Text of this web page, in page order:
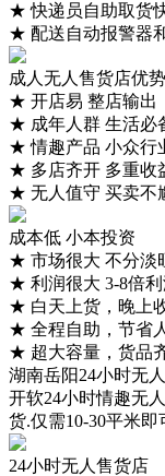
★ 快递员自助取货
★ 配送自动报警器
成人无人售货店优势
★ 开店易 整店输出
★ 成年人群 生活必
★ 情趣产品 小众行
★ 多店齐开 多重收
★ 无人值守 买卖不
成本低 小本投资
★ 市场很大 不分淡
★ 利润很大 3-8倍利
★ 白天上货，晚上
★ 全程自助，节省
★ 超大容量，货品
湖南岳阳24小时无
开软24小时情趣无
货.仅需10-30平米
24小时无人售货店